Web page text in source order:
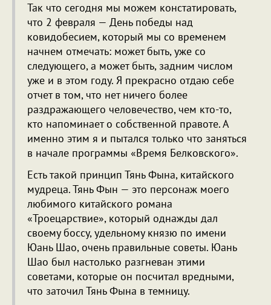
Так что сегодня мы можем констатировать,
что 2 февраля — День победы над
ковидобесием, который мы со временем
начнем отмечать: может быть, уже со
следующего, а может быть, задним числом
уже и в этом году. Я прекрасно отдаю себе
отчет в том, что нет ничего более
раздражающего человечество, чем кто-то,
кто напоминает о собственной правоте. А
именно этим я и пытался только что заняться
в начале программы «Время Белковского».
Есть такой принцип Тянь Фына, китайского
мудреца. Тянь Фын — это персонаж моего
любимого китайского романа
«Троецарствие», который однажды дал
своему боссу, удельному князю по имени
Юань Шао, очень правильные советы. Юань
Шао был настолько разгневан этими
советами, которые он посчитал вредными,
что заточил Тянь Фына в темницу.